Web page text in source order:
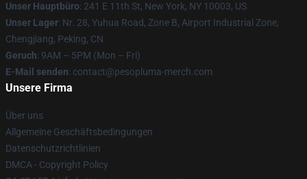
Unser Hauptbüro: 241 E 11th St, New York, NY 10003, US
Unser Lager: Nr. 28, Yuhua Road, Zone B, Airport Industrial Zone,
Chengjiang, Peking, CN
Geruch: 9AM – 5PM (Mon – Fri)
E-Mail senden: contact@pesopluma-merch.com
Unsere Firma
Über uns
Allgemeine Geschäftsbedingungen
Datenschutzrichtlinien
DMCA - Copyright Policy